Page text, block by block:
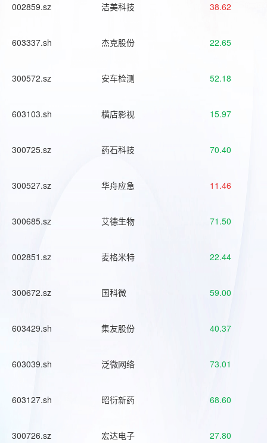
002859.sz 洁美科技 38.62
603337.sh 杰克股份 22.65
300572.sz 安车检测 52.18
603103.sh 横店影视 15.97
300725.sz 药石科技 70.40
300527.sz 华舟应急 11.46
300685.sz 艾德生物 71.50
002851.sz 麦格米特 22.44
300672.sz 国科微 59.00
603429.sh 集友股份 40.37
603039.sh 泛微网络 73.01
603127.sh 昭衍新药 68.60
300726.sz 宏达电子 27.80